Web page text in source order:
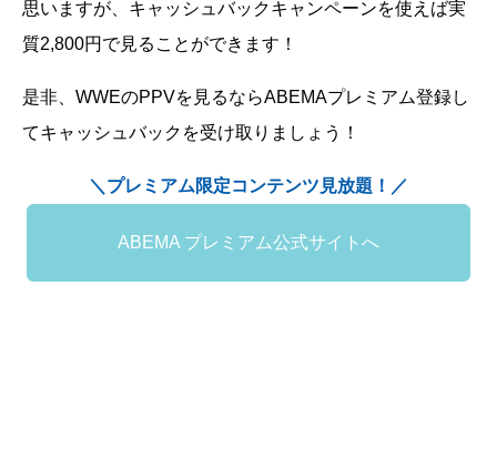
思いますが、キャッシュバックキャンペーンを使えば実
質2,800円で見ることができます！
是非、WWEのPPVを見るならABEMAプレミアム登録し
てキャッシュバックを受け取りましょう！
＼プレミアム限定コンテンツ見放題！／
ABEMA プレミアム公式サイトへ